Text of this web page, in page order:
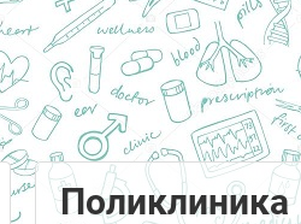
Поликлиника